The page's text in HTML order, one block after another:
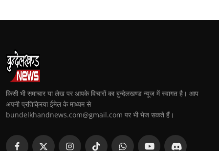
किसी भी समाचार या लेख पर आपके विचारों का बुन्देलखण्ड न्यूज में स्वागत है। आप
अपनी प्रतिक्रिया ईमेल के माध्यम से
bundelkhandnews.com@gmail.com पर भी भेज सकते हैं।